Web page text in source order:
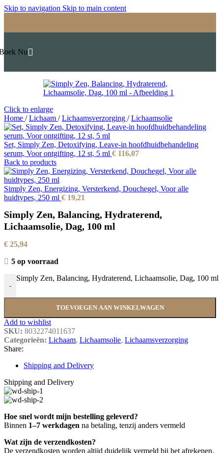
Skip to navigation Skip to main content
Nu
Click to enlarge
Home / Lichaam / Lichaamsverzorging / Lichaamsolie
Set, Simply Zen, Detoxifying, Leave-in hoofdhuidbehandeling
serum, Voor ontgifting, 12 st, 5 ml € 116,07
Back to products
Simply Zen, Energizing, Versterkend, Douchegel, Voor alle
huidtypes, 250 ml € 19,21
Simply Zen, Balancing, Hydraterend,
Lichaamsolie, Dag, 100 ml
€ 25,94
5 op voorraad
-
Simply Zen, Balancing, Hydraterend, Lichaamsolie, Dag, 100 ml
TOEVOEGEN AAN WINKELWAGEN
Add to wishlist
SKU: 8032274011637
Categorieën: Lichaam, Lichaamsolie, Lichaamsverzorging
Share:
Shipping and Delivery
Shipping and Delivery
Hoe snel wordt mijn bestelling geleverd?
Binnen 1–7 werkdagen na betaling, tenzij anders vermeld
Wat zijn de verzendkosten?
De verzendkosten worden altijd duidelijk vermeld bij het afrekenen.